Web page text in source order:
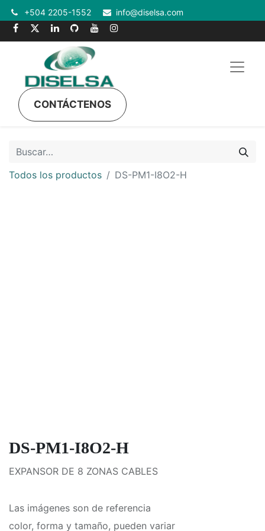
+504 2205-1552 info@diselsa.com
CONTÁCTENOS
Todos los productos DS-PM1-I8O2-H
DS-PM1-I8O2-H
EXPANSOR DE 8 ZONAS CABLES
Las imágenes son de referencia
color, forma y tamaño, pueden variar